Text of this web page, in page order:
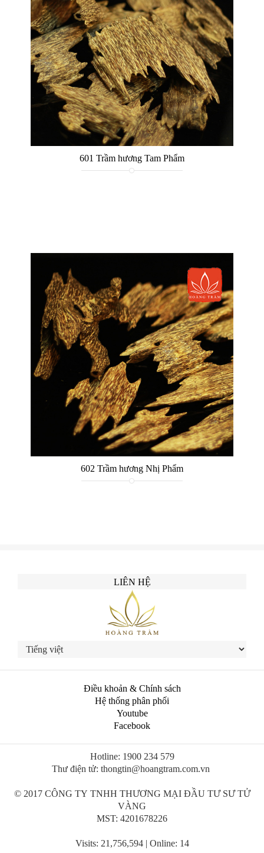
601 Trầm hương Tam Phẩm
602 Trầm hương Nhị Phẩm
LIÊN HỆ
Điều khoản & Chính sách
Hệ thống phân phối
Youtube
Facebook
Hotline: 1900 234 579
Thư điện tử: thongtin@hoangtram.com.vn
© 2017 CÔNG TY TNHH THƯƠNG MẠI ĐẦU TƯ SƯ TỬ
VÀNG
MST: 4201678226
Visits: 21,756,594 | Online: 14